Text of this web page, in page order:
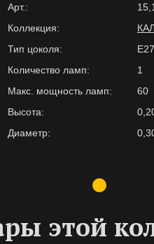
Арт.:
Коллекция:
Тип цоколя:
E27
Количество ламп:
1
Макс. мощность ламп:
60
Высота:
Диаметр:
этой